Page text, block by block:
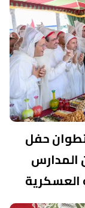
حفل
المدارس
العسكرية